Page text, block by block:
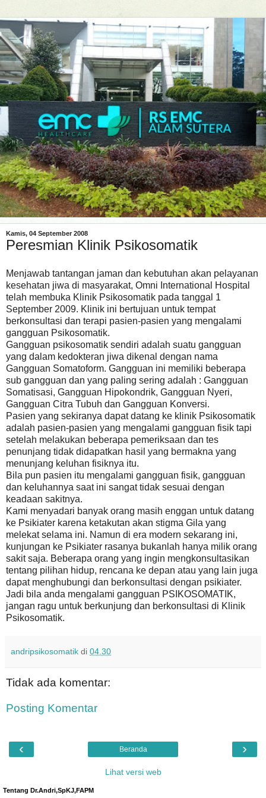
Kamis, 04 September 2008
Peresmian Klinik Psikosomatik
Menjawab tantangan jaman dan kebutuhan akan pelayanan
kesehatan jiwa di masyarakat, Omni International Hospital
telah membuka Klinik Psikosomatik pada tanggal 1
September 2009. Klinik ini bertujuan untuk tempat
berkonsultasi dan terapi pasien-pasien yang mengalami
gangguan Psikosomatik.
Gangguan psikosomatik sendiri adalah suatu gangguan
yang dalam kedokteran jiwa dikenal dengan nama
Gangguan Somatoform. Gangguan ini memiliki beberapa
sub gangguan dan yang paling sering adalah : Gangguan
Somatisasi, Gangguan Hipokondrik, Gangguan Nyeri,
Gangguan Citra Tubuh dan Gangguan Konversi.
Pasien yang sekiranya dapat datang ke klinik Psikosomatik
adalah pasien-pasien yang mengalami gangguan fisik tapi
setelah melakukan beberapa pemeriksaan dan tes
penunjang tidak didapatkan hasil yang bermakna yang
menunjang keluhan fisiknya itu.
Bila pun pasien itu mengalami gangguan fisik, gangguan
dan keluhannya saat ini sangat tidak sesuai dengan
keadaan sakitnya.
Kami menyadari banyak orang masih enggan untuk datang
ke Psikiater karena ketakutan akan stigma Gila yang
melekat selama ini. Namun di era modern sekarang ini,
kunjungan ke Psikiater rasanya bukanlah hanya milik orang
sakit saja. Beberapa orang yang ingin mengkonsultasikan
tentang pilihan hidup, rencana ke depan atau yang lain juga
dapat menghubungi dan berkonsultasi dengan psikiater.
Jadi bila anda mengalami gangguan PSIKOSOMATIK,
jangan ragu untuk berkunjung dan berkonsultasi di Klinik
Psikosomatik.
andripsikosomatik di 04.30
Tidak ada komentar:
Posting Komentar
‹ ›
Beranda
Lihat versi web
Tentang Dr.Andri,SpKJ,FAPM